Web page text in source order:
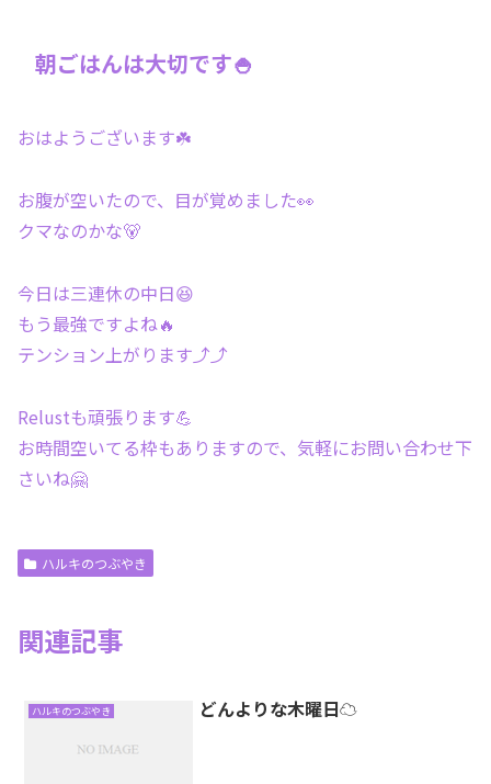
朝ごはんは大切です🍚
おはようございます☘️
お腹が空いたので、目が覚めました👀
クマなのかな🐻
今日は三連休の中日😆
もう最強ですよね🔥
テンション上がります⤴︎⤴︎
Relustも頑張ります💪
お時間空いてる枠もありますので、気軽にお問い合わせ下
さいね🤗
ハルキのつぶやき
関連記事
ハルキのつぶやき どんよりな木曜日☁️